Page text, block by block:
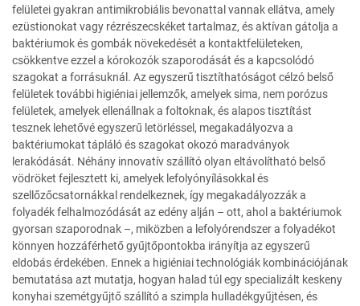
felületei gyakran antimikrobiális bevonattal vannak ellátva, amely
ezüstionokat vagy rézrészecskéket tartalmaz, és aktívan gátolja a
baktériumok és gombák növekedését a kontaktfelületeken,
csökkentve ezzel a kórokozók szaporodását és a kapcsolódó
szagokat a forrásuknál. Az egyszerű tisztíthatóságot célzó belső
felületek további higiéniai jellemzők, amelyek sima, nem porózus
felületek, amelyek ellenállnak a foltoknak, és alapos tisztítást
tesznek lehetővé egyszerű letörléssel, megakadályozva a
baktériumokat tápláló és szagokat okozó maradványok
lerakódását. Néhány innovatív szállító olyan eltávolítható belső
vödröket fejlesztett ki, amelyek lefolyónyílásokkal és
szellőzőcsatornákkal rendelkeznek, így megakadályozzák a
folyadék felhalmozódását az edény alján – ott, ahol a baktériumok
gyorsan szaporodnak –, miközben a lefolyórendszer a folyadékot
könnyen hozzáférhető gyűjtőpontokba irányítja az egyszerű
eldobás érdekében. Ennek a higiéniai technológiák kombinációjának
bemutatása azt mutatja, hogyan halad túl egy specializált keskeny
konyhai szemétgyűjtő szállító a szimpla hulladékgyűjtésen, és